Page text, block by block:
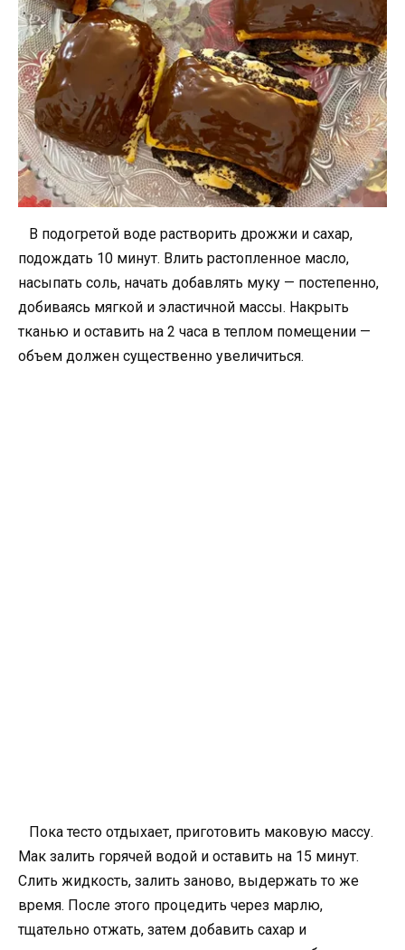
В подогретой воде растворить дрожжи и сахар,
подождать 10 минут. Влить растопленное масло,
насыпать соль, начать добавлять муку — постепенно,
добиваясь мягкой и эластичной массы. Накрыть
тканью и оставить на 2 часа в теплом помещении —
объем должен существенно увеличиться.
Пока тесто отдыхает, приготовить маковую массу.
Мак залить горячей водой и оставить на 15 минут.
Слить жидкость, залить заново, выдержать то же
время. После этого процедить через марлю,
тщательно отжать, затем добавить сахар и